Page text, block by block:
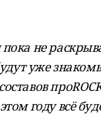
не
уже
году всё